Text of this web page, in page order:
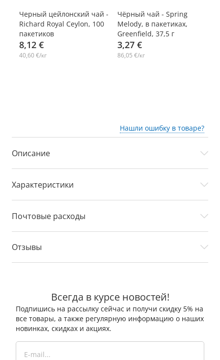
Черный цейлонский чай -
Richard Royal Ceylon, 100
пакетиков
8,12 €
40,60 €/кг
Чёрный чай - Spring
Melody, в пакетиках,
Greenfield, 37,5 г
3,27 €
86,05 €/кг
Нашли ошибку в товаре?
Описание
Характеристики
Почтовые расходы
Отзывы
Всегда в курсе новостей!
Подпишись на рассылку сейчас и получи скидку 5% на
все товары, а также регулярную информацию о наших
новинках, скидках и акциях.